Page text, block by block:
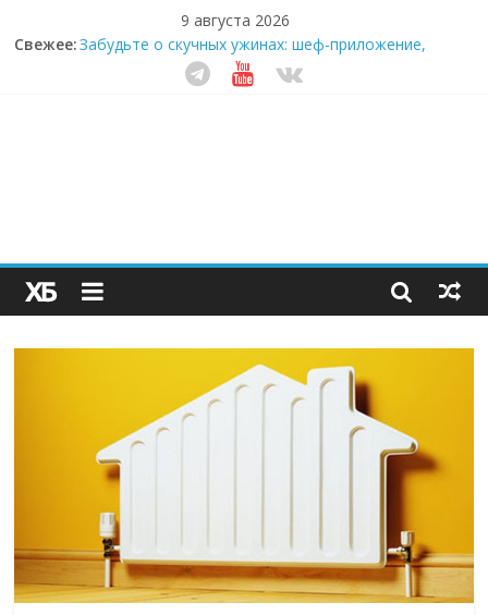
9 августа 2026
Свежее:Забудьте о скучных ужинах: шеф-приложение,
которое видит вашу еду насквозь
Небо зовёт: как бизнес на полётах дронов и
Секрет супергидратации: почему кокосовая вода с
пребиотиками становится главным трендом
здорового питания